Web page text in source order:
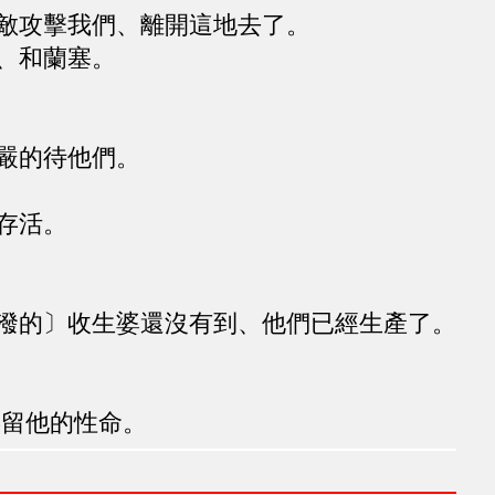
擊我們、離開這地去了。
蘭塞。
待他們。
。
〕收生婆還沒有到、他們已經生產了。
他的性命。